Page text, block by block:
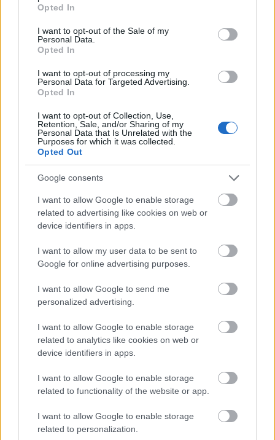
use your data for below specified purposes in below Google
consent section.
Opted In
I want to opt-out of the Sale of my
Personal Data.
Opted In
I want to opt-out of processing my
Personal Data for Targeted Advertising.
Opted In
I want to opt-out of Collection, Use,
Retention, Sale, and/or Sharing of my
Personal Data that Is Unrelated with the
Purposes for which it was collected.
Opted Out
Google consents
I want to allow Google to enable storage
related to advertising like cookies on web or
device identifiers in apps.
I want to allow my user data to be sent to
Google for online advertising purposes.
I want to allow Google to send me
personalized advertising.
I want to allow Google to enable storage
related to analytics like cookies on web or
device identifiers in apps.
I want to allow Google to enable storage
related to functionality of the website or app.
I want to allow Google to enable storage
related to personalization.
10 érzelmi manipulációs technika,
amit jó, ha felismersz, mielőtt az
áldozatává válsz
kényszeredetten kell „jó pofát” vágnunk, az csak
ronthat a helyzeten. Mindenesetre a
mindennapokban be szoktam vetni azt, hogyha
rosszabb hangulatban vagyok, és a helyzeten nem
tudok változtatni, de szeretnék egy kicsit jobb
magam, amelyet jó kedvűen szoktam csinálni –
például elkezdek táncolni, vagy vicceket olvasni.
Tehát megpróbálok úgy tenni, mintha jó kedvem
lenne: és ettől általában valóban sokkal jobban is